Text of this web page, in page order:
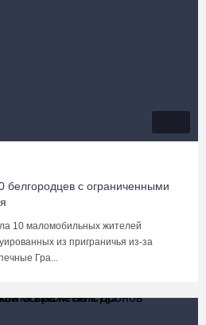
белгородцев с ограниченными
10 маломобильных жителей
из приграничья из-за
Гра...